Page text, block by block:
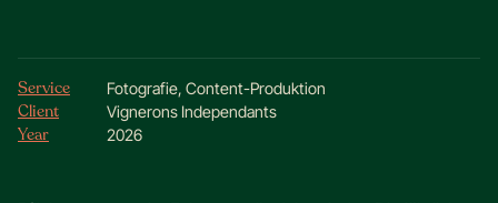
Fotografie & Content für Vignerons
Independants Strasbourg
Service Fotografie, Content-Produktion
Client Vignerons Independants
Year 2026